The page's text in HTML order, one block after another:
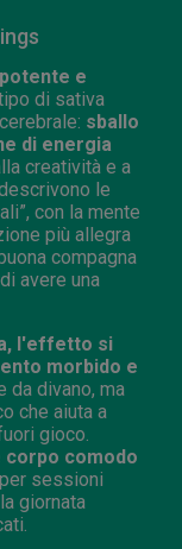
e
di sativa
sballo
di energia
creatività e a
le
con la mente
più allegra
compagna
avere una
l'effetto si
morbido e
da divano, ma
che aiuta a
gioco.
comodo
sessioni
giornata